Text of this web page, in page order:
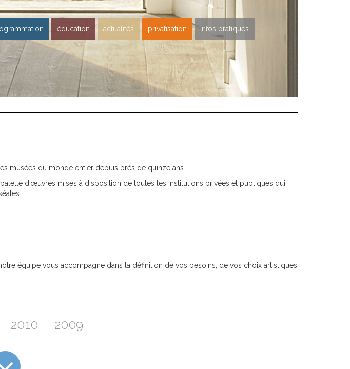
éducation actualités privatisation infos pratiques
musées du monde entier depuis près de quinze ans.
d’œuvres mises à disposition de toutes les institutions privées et publiques qui
équipe vous accompagne dans la définition de vos besoins, de vos choix artistiques
2010 2009